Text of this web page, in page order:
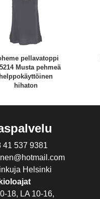
pellavatoppi
Musta pehmeä
helppokäyttöinen
hihaton
41 537 9381
Helsinki
18, LA 10-16,